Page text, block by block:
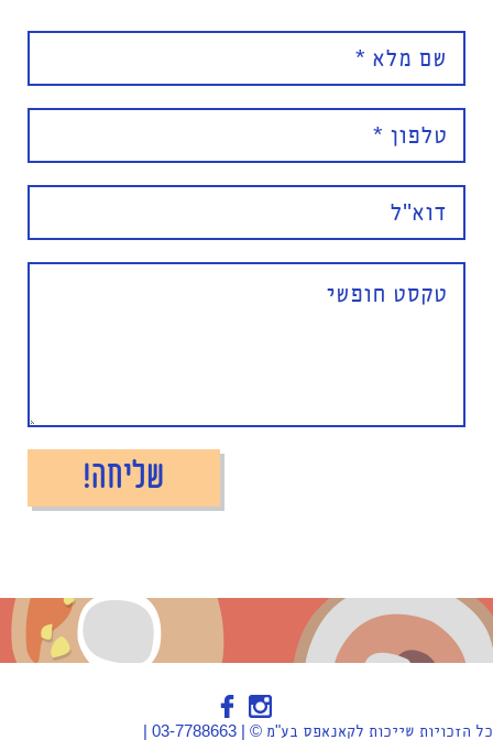
כל הזכויות שייכות לקאנאפס בע"מ © | 03-7788663 |